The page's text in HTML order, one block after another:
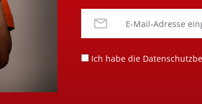
Ich habe die